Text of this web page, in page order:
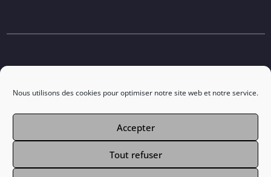
Nous utilisons des cookies pour optimiser notre site web et notre service.
Accepter
Tout refuser